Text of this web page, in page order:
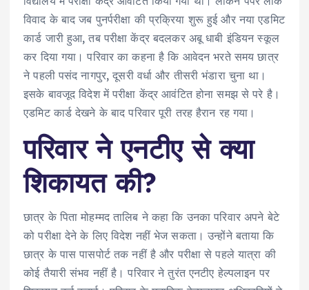
विवाद के बाद जब पुनर्परीक्षा की प्रक्रिया शुरू हुई और नया एडमिट
कार्ड जारी हुआ, तब परीक्षा केंद्र बदलकर अबू धाबी इंडियन स्कूल
कर दिया गया। परिवार का कहना है कि आवेदन भरते समय छात्र
ने पहली पसंद नागपुर, दूसरी वर्धा और तीसरी भंडारा चुना था।
इसके बावजूद विदेश में परीक्षा केंद्र आवंटित होना समझ से परे है।
एडमिट कार्ड देखने के बाद परिवार पूरी तरह हैरान रह गया।
परिवार ने एनटीए से क्या
शिकायत की?
छात्र के पिता मोहम्मद तालिब ने कहा कि उनका परिवार अपने बेटे
को परीक्षा देने के लिए विदेश नहीं भेज सकता। उन्होंने बताया कि
छात्र के पास पासपोर्ट तक नहीं है और परीक्षा से पहले यात्रा की
कोई तैयारी संभव नहीं है। परिवार ने तुरंत एनटीए हेल्पलाइन पर